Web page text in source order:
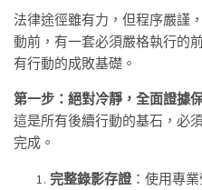
法律途徑雖有力，但程序嚴謹
動前，有一套必須嚴格執行的
有行動的成敗基礎。
第一步：絕對冷靜，全面證據
這是所有後續行動的基石，必
完成。
完整錄影存證：使用專